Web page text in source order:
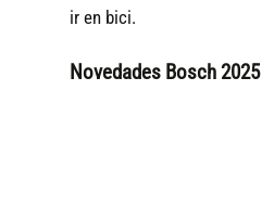
ir en bici.
Novedades Bosch